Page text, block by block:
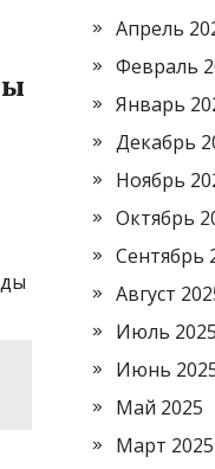
Апрель
Февраль
Январь
Декабрь
Ноябрь
Октябрь
Сентябрь
Август
Июль 2025
Июнь
Май 2025
Март 2025